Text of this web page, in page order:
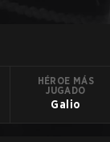
HÉROE MÁS
JUGADO
Galio